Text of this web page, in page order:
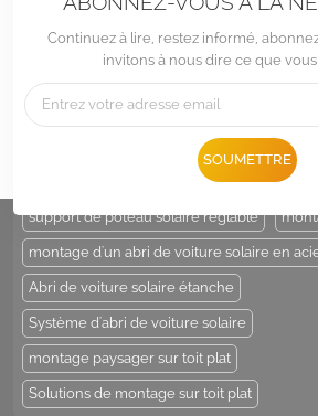
Continuez à lire, restez informé,
invitons à nous dire ce que vous
SOUMETTRE
E-mail :Sales@LandpowerSolar.com
Add : Unit 206-9, No 15, Duiying Road, Jimei
support de
support de poteau solaire réglable
montage d'un abri de voiture solaire en
Abri de voiture solaire étanche
Système d'abri de voiture solaire
montage paysager sur toit plat
Solutions de montage sur toit plat